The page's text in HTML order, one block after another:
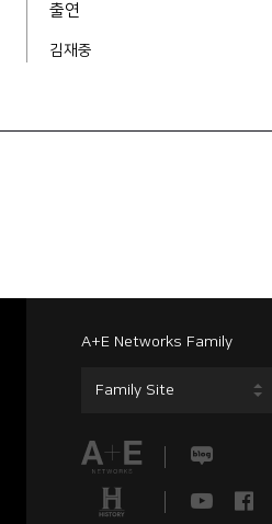
출연
김재중
A+E Networks Family
Family Site